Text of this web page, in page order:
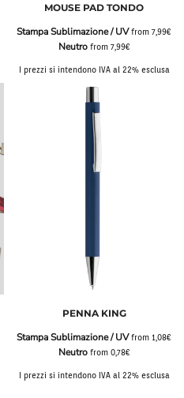
MOUSE PAD TONDO
Stampa Sublimazione / UVfrom7,99€
Neutrofrom 7,99€
I prezzi si intendono IVA al 22% esclusa
PENNA KING
Stampa Sublimazione / UVfrom1,08€
Neutrofrom 0,78€
I prezzi si intendono IVA al 22% esclusa